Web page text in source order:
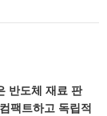
반도체 재료 판
팩트하고 독립적